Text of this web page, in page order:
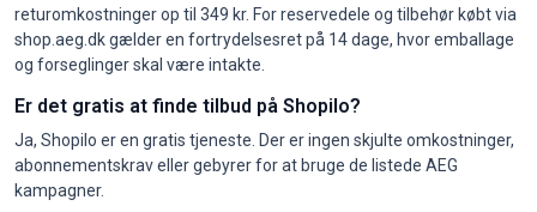
returomkostninger op til 349 kr. For reservedele og tilbehør købt via
shop.aeg.dk gælder en fortrydelsesret på 14 dage, hvor emballage
og forseglinger skal være intakte.
Er det gratis at finde tilbud på Shopilo?
Ja, Shopilo er en gratis tjeneste. Der er ingen skjulte omkostninger,
abonnementskrav eller gebyrer for at bruge de listede AEG
kampagner.